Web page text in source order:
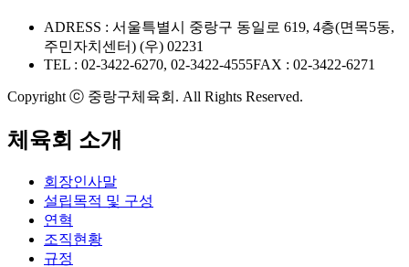
ADRESS : 서울특별시 중랑구 동일로 619, 4층(면목5동,
주민자치센터) (우) 02231
TEL : 02-3422-6270, 02-3422-4555FAX : 02-3422-6271
Copyright ⓒ 중랑구체육회. All Rights Reserved.
체육회 소개
회장인사말
설립목적 및 구성
연혁
조직현황
규정